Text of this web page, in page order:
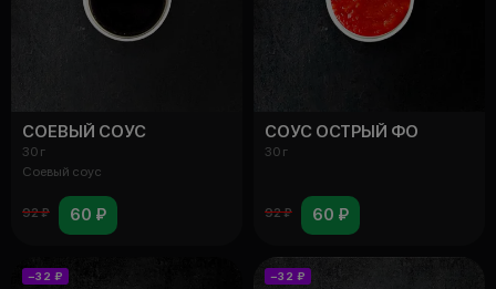
СОЕВЫЙ СОУС
30 г
Соевый соус
92 ₽ 60 ₽
СОУС ОСТРЫЙ ФО
30 г
92 ₽ 60 ₽
−32 ₽ −32 ₽